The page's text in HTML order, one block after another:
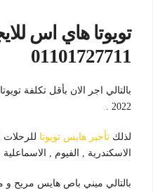
تويوتا هاي اس
01101727711
2022 .
لذلك تأجير هايس تويوتا
الاسكندرية , الفيوم , الاسماعلية
بالتالي ميني باص هايس مريح